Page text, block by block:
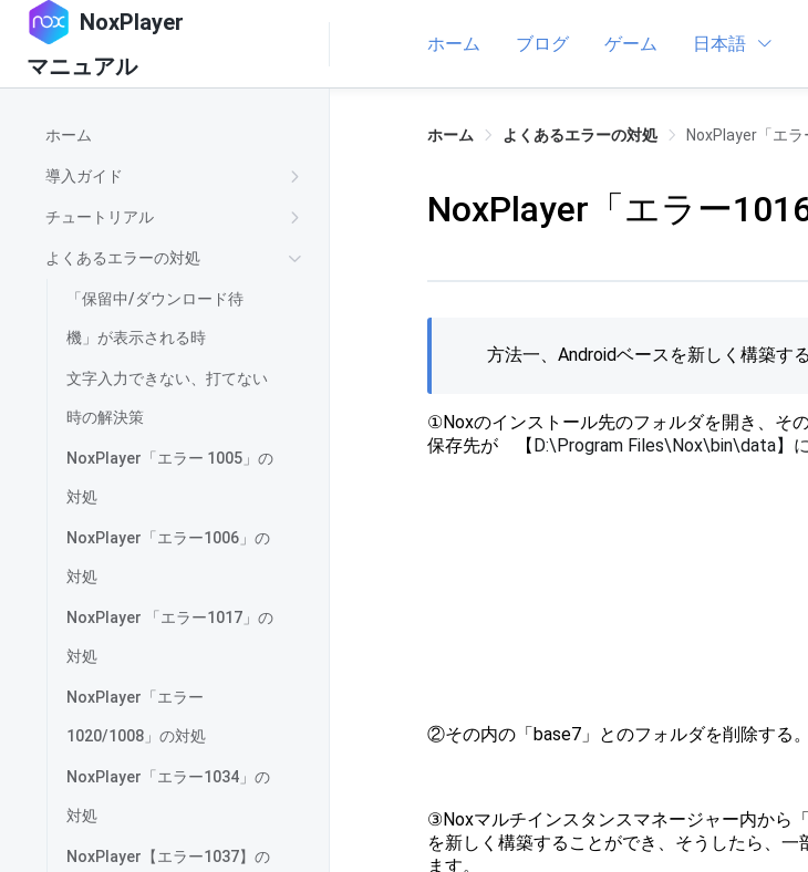
NoxPlayer
マニュアル
ホーム ブログ ゲーム 日本語
ホーム
導入ガイド
チュートリアル
よくあるエラーの対処
「保留中/ダウンロード待
機」が表示される時
文字入力できない、打てない
時の解決策
NoxPlayer「エラー 1005」の
対処
NoxPlayer「エラー1006」の
対処
NoxPlayer 「エラー1017」の
対処
NoxPlayer「エラー
1020/1008」の対処
NoxPlayer「エラー1034」の
対処
NoxPlayer【エラー1037】の
ホーム よくあるエラーの対処 NoxPlayer「エ
NoxPlayer「エラー
方法一、Androidベースを新しく構築す
①Noxのインストール先のフォルダを開き、そ
保存先が 【D:\Program Files\Nox\bin\data】に
②その内の「base7」とのフォルダを削除する
③Noxマルチインスタンスマネージャー内から
を新しく構築することができ、そうしたら、
ます。